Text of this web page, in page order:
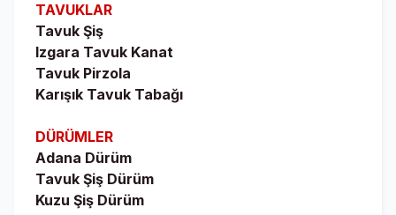
TAVUKLAR
Tavuk Şiş
Izgara Tavuk Kanat
Tavuk Pirzola
Karışık Tavuk Tabağı
DÜRÜMLER
Adana Dürüm
Tavuk Şiş Dürüm
Kuzu Şiş Dürüm